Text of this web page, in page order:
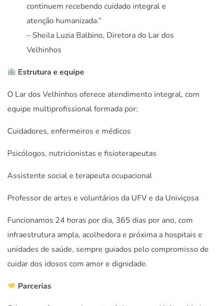
continuem recebendo cuidado integral e
atenção humanizada.”
– Sheila Luzia Balbino, Diretora do Lar dos
Velhinhos
Estrutura e equipe
O Lar dos Velhinhos oferece atendimento integral, com
equipe multiprofissional formada por:
Cuidadores, enfermeiros e médicos
Psicólogos, nutricionistas e fisioterapeutas
Assistente social e terapeuta ocupacional
Professor de artes e voluntários da UFV e da Univiçosa
Funcionamos 24 horas por dia, 365 dias por ano, com
infraestrutura ampla, acolhedora e próxima a hospitais e
unidades de saúde, sempre guiados pelo compromisso de
cuidar dos idosos com amor e dignidade.
Parcerias